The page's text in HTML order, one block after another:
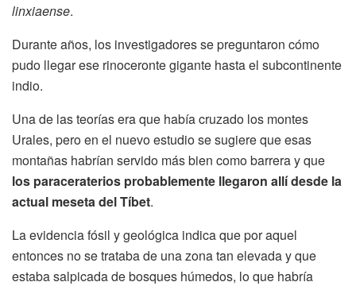
linxiaense.
Durante años, los investigadores se preguntaron cómo
pudo llegar ese rinoceronte gigante hasta el subcontinente
indio.
Una de las teorías era que había cruzado los montes
Urales, pero en el nuevo estudio se sugiere que esas
montañas habrían servido más bien como barrera y que
los paraceraterios probablemente llegaron allí desde la
actual meseta del Tíbet.
La evidencia fósil y geológica indica que por aquel
entonces no se trataba de una zona tan elevada y que
estaba salpicada de bosques húmedos, lo que habría